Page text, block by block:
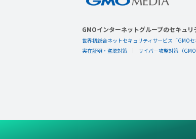
GMOインターネットグループのセキュリ
世界初総合ネットセキュリティサービス「GMOセ
実在証明・盗聴対策
サイバー攻撃対策（